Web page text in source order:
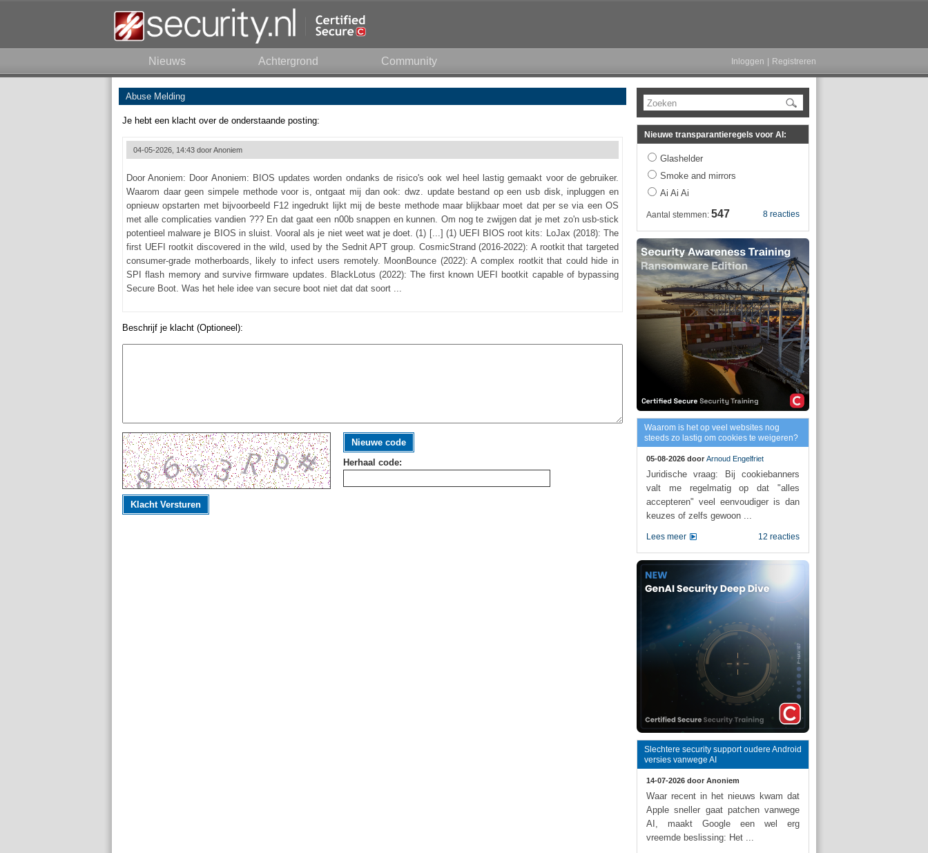
Nieuws Achtergrond Community Inloggen Registreren
Abuse Melding
Je hebt een klacht over de onderstaande posting:
04-05-2026, 14:43 doorAnoniem
Door Anoniem: Door Anoniem: BIOS updates worden ondanks de risico's ook wel heel lastig gemaakt voor de gebruiker.
Waarom daar geen simpele methode voor is, ontgaat mij dan ook: dwz. update bestand op een usb disk, inpluggen en
opnieuw opstarten met bijvoorbeeld F12 ingedrukt lijkt mij de beste methode maar blijkbaar moet dat per se via een OS
met alle complicaties vandien ??? En dat gaat een n00b snappen en kunnen. Om nog te zwijgen dat je met zo'n usb-stick
potentieel malware je BIOS in sluist. Vooral als je niet weet wat je doet. (1) [...] (1) UEFI BIOS root kits: LoJax (2018): The
first UEFI rootkit discovered in the wild, used by the Sednit APT group. CosmicStrand (2016-2022): A rootkit that targeted
consumer-grade motherboards, likely to infect users remotely. MoonBounce (2022): A complex rootkit that could hide in
SPI flash memory and survive firmware updates. BlackLotus (2022): The first known UEFI bootkit capable of bypassing
Secure Boot. Was het hele idee van secure boot niet dat dat soort ...
Beschrijf je klacht (Optioneel):
Nieuwe code
Herhaal code:
Klacht Versturen
Zoeken
Nieuwe transparantieregels voor AI:
Glashelder
Smoke and mirrors
Ai Ai Ai
8 reacties
Aantal stemmen: 547
Waarom is het op veel websites nog
steeds zo lastig om cookies te weigeren?
05-08-2026 door Arnoud Engelfriet
Juridische vraag: Bij cookiebanners
valt me regelmatig op dat "alles
accepteren" veel eenvoudiger is dan
keuzes of zelfs gewoon ...
12 reacties
Lees meer
Slechtere security support oudere Android
versies vanwege AI
14-07-2026 door Anoniem
Waar recent in het nieuws kwam dat
Apple sneller gaat patchen vanwege
AI, maakt Google een wel erg
vreemde beslissing: Het ...